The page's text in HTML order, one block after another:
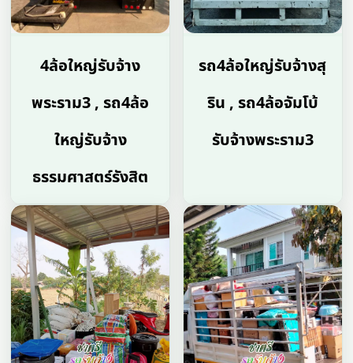
4ล้อใหญ่รับจ้าง
พระราม3 , รถ4ล้อ
ใหญ่รับจ้าง
ธรรมศาสตร์รังสิต
รถ4ล้อใหญ่รับจ้างสุ
ริน , รถ4ล้อจัมโบ้
รับจ้างพระราม3